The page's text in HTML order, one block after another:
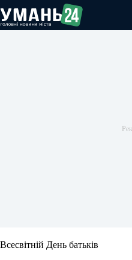
до
вмісту
Всесвітній День батьків